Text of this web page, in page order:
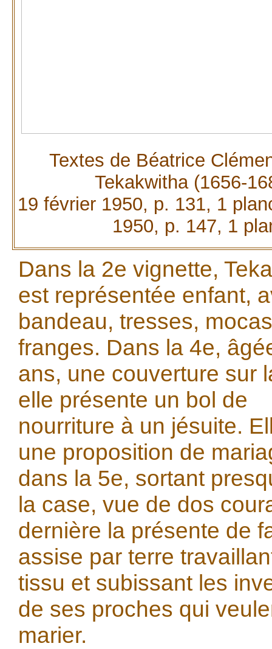
Textes de Béatrice
Tekakwitha (1656-
19 février 1950, p. 131, 1
1950, p. 147, 1
Dans la 2e vignette,
est représentée enfant,
bandeau, tresses,
franges. Dans la 4e,
ans, une couverture sur
elle présente un bol de
nourriture à un jésuite.
une proposition de
dans la 5e, sortant
la case, vue de dos
dernière la présente de
assise par terre
tissu et subissant les
de ses proches qui
marier.